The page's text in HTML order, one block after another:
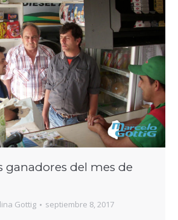
ganadores del mes de
Gottig septiembre 8, 2017